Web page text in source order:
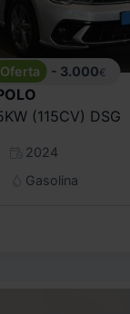
- 3.000€
(115CV) DSG
2024
Gasolina